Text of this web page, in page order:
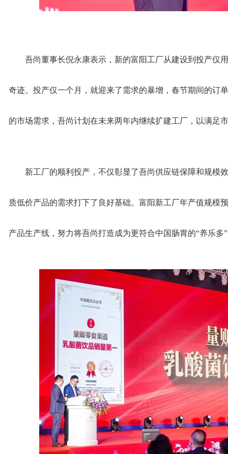
吾尚董事长倪永康表示，新的富阳工厂从建设到投产仅
奇迹。投产仅一个月，就迎来了需求的暴增，春节期间的订
的市场需求，吾尚计划在未来两年内继续扩建工厂，以满足
新工厂的顺利投产，不仅彰显了吾尚供应链保障和规模
质低价产品的需求打下了良好基础。富阳新工厂年产值规模
产品生产线，努力将吾尚打造成为更符合中国肠胃的“养乐多